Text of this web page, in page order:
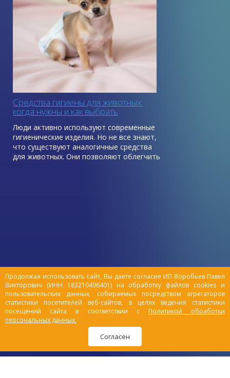
Продолжая использовать сайт, Вы даете согласие ИП Воробьев Павел
Викторович (ИНН 183210496401) на обработку файлов cookies и
пользовательских данных, собираемых посредством агрегаторов
статистики посетителей веб-сайтов, в целях ведения статистики
посещений сайта в соответствии с Политикой обработки
персональных данных.
Согласен
Средства гигиены для животных:
когда нужны и как выбрать
Люди активно используют современные
гигиенические изделия. Но не все знают,
что существуют аналогичные средства
для животных. Они позволяют облегчить